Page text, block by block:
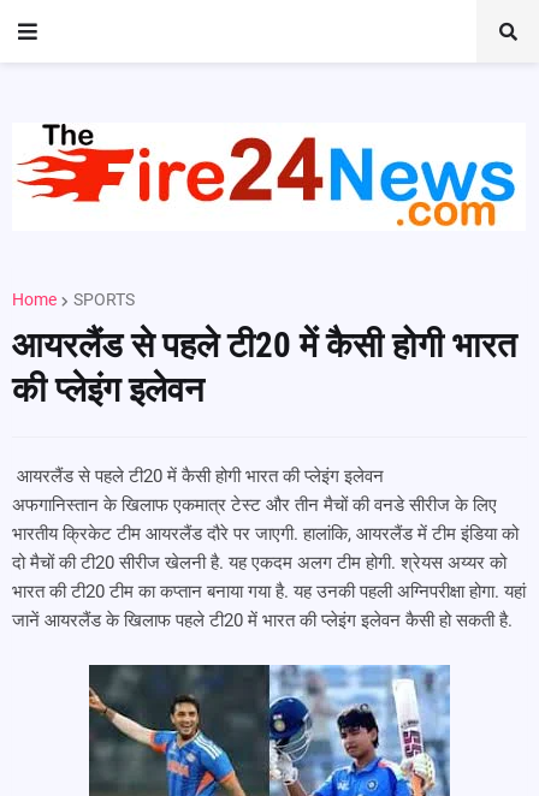
Home SPORTS
आयरलैंड से पहले टी20 में कैसी होगी भारत
की प्लेइंग इलेवन
आयरलैंड से पहले टी20 में कैसी होगी भारत की प्लेइंग इलेवन
अफगानिस्तान के खिलाफ एकमात्र टेस्ट और तीन मैचों की वनडे सीरीज के लिए
भारतीय क्रिकेट टीम आयरलैंड दौरे पर जाएगी. हालांकि, आयरलैंड में टीम इंडिया को
दो मैचों की टी20 सीरीज खेलनी है. यह एकदम अलग टीम होगी. श्रेयस अय्यर को
भारत की टी20 टीम का कप्तान बनाया गया है. यह उनकी पहली अग्निपरीक्षा होगा. यहां
जानें आयरलैंड के खिलाफ पहले टी20 में भारत की प्लेइंग इलेवन कैसी हो सकती है.